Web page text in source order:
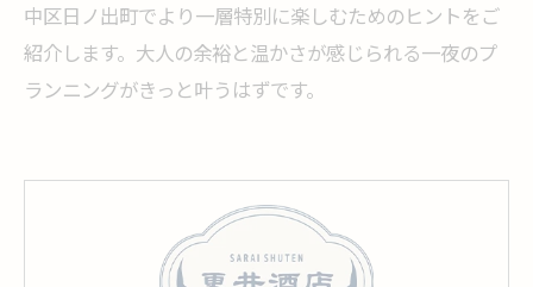
中区日ノ出町でより一層特別に楽しむためのヒントをご
紹介します。大人の余裕と温かさが感じられる一夜のプ
ランニングがきっと叶うはずです。